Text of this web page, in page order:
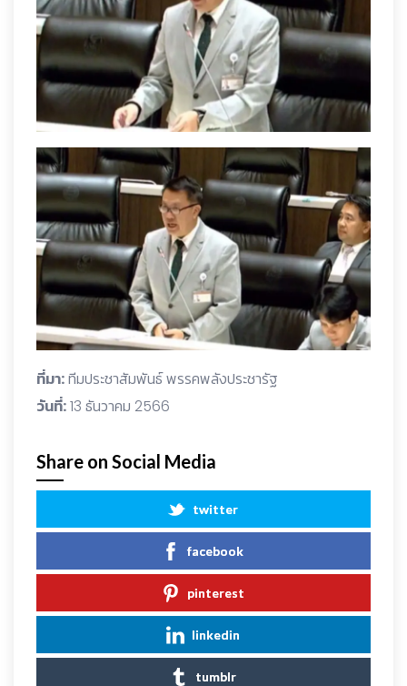
ที่มา:ทีมประชาสัมพันธ์ พรรคพลังประชารัฐ
วันที่:13 ธันวาคม 2566
Share on Social Media
twitter
facebook
pinterest
linkedin
tumblr